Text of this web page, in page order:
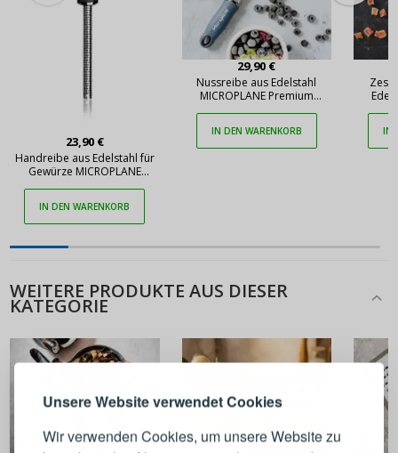
Unsere Website verwendet Cookies
Wir verwenden Cookies, um unsere Website zu
23,90 €
Handreibe aus Edelstahl für
Gewürze MICROPLANE
IN DEN WARENKORB
29,90 €
Nussreibe aus Edelstahl
MICROPLANE Premium
IN DEN WARENKORB IN
WEITERE PRODUKTE AUS DIESER
KATEGORIE
Melden Sie sich bei Ihrem